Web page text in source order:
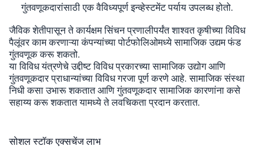
गुंतवणूकदारांसाठी एक वैविध्यपूर्ण इन्व्हेस्टमेंट पर्याय उपलब्ध होतो.
जैविक शेतीपासून ते कार्यक्षम सिंचन प्रणालीपर्यंत शाश्वत कृषीच्या विविध
पैलूंवर काम करणाऱ्या कंपन्यांच्या पोर्टफोलिओमध्ये सामाजिक उद्यम फंड
गुंतवणूक करू शकतो.
या विविध यंत्रणेचे उद्दीष्ट विविध प्रकारच्या सामाजिक उद्योग आणि
गुंतवणूकदार प्राधान्यांच्या विविध गरजा पूर्ण करणे आहे. सामाजिक संस्था
निधी कसा उभारू शकतात आणि गुंतवणूकदार सामाजिक कारणांना कसे
सहाय्य करू शकतात यामध्ये ते लवचिकता प्रदान करतात.
सोशल स्टॉक एक्सचेंज लाभ